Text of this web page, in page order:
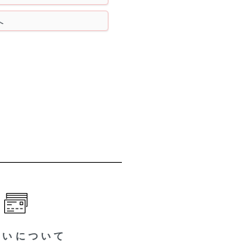
について